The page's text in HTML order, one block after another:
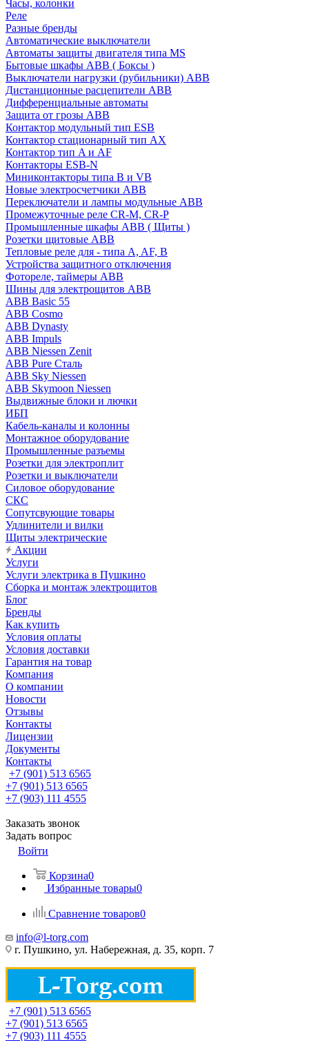
Часы, колонки
Реле
Разные бренды
Автоматические выключатели
Автоматы защиты двигателя типа MS
Бытовые шкафы ABB ( Боксы )
Выключатели нагрузки (рубильники) ABB
Дистанционные расцепители ABB
Дифференциальные автоматы
Защита от грозы ABB
Контактор модульный тип ESB
Контактор стационарный тип AX
Контактор тип A и AF
Контакторы ESB-N
Миниконтакторы типа B и VB
Новые электросчетчики ABB
Переключатели и лампы модульные ABB
Промежуточные реле CR-M, CR-P
Промышленные шкафы ABB ( Щиты )
Розетки щитовые ABB
Тепловые реле для - типа A, AF, B
Устройства защитного отключения
Фотореле, таймеры ABB
Шины для электрощитов АВВ
ABB Basic 55
ABB Cosmo
ABB Dynasty
ABB Impuls
ABB Niessen Zenit
ABB Pure Сталь
ABB Sky Niessen
ABB Skymoon Niessen
Выдвижные блоки и лючки
ИБП
Кабель-каналы и колонны
Монтажное оборудование
Промышленные разъемы
Розетки для электроплит
Розетки и выключатели
Силовое оборудование
СКС
Сопутсвующие товары
Удлинители и вилки
Щиты электрические
Акции
Услуги
Услуги электрика в Пушкино
Сборка и монтаж электрощитов
Блог
Бренды
Как купить
Условия оплаты
Условия доставки
Гарантия на товар
Компания
О компании
Новости
Отзывы
Контакты
Лицензии
Документы
Контакты
+7 (901) 513 6565
+7 (901) 513 6565
+7 (903) 111 4555
Заказать звонок
Задать вопрос
Войти
Корзина0
Избранные товары0
Сравнение товаров0
info@l-torg.com
г. Пушкино, ул. Набережная, д. 35, корп. 7
+7 (901) 513 6565
+7 (901) 513 6565
+7 (903) 111 4555